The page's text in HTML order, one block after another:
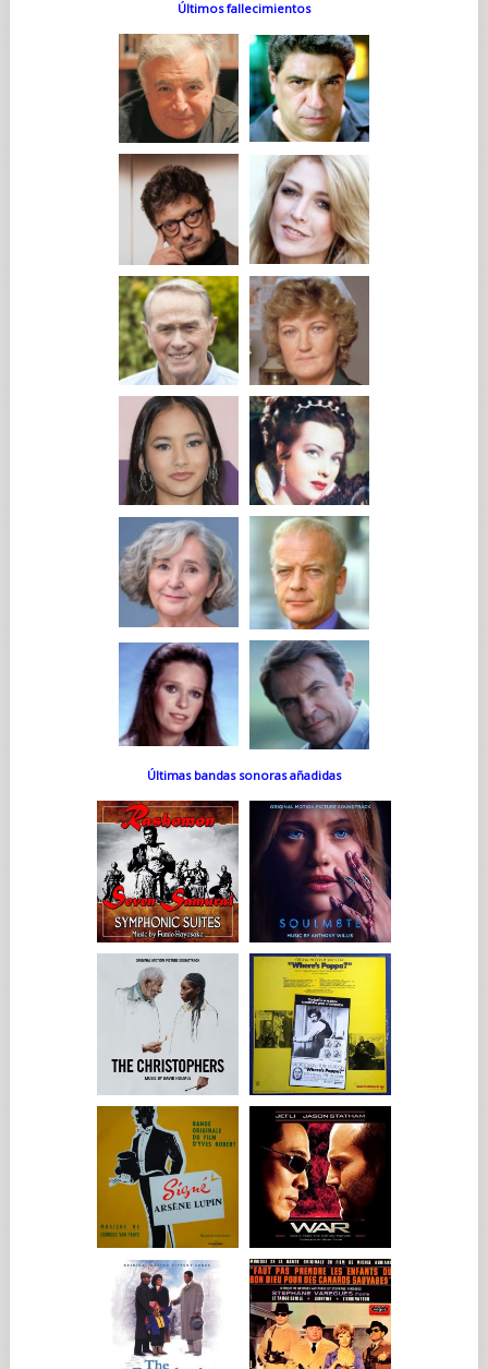
Últimos fallecimientos
Últimas bandas sonoras añadidas